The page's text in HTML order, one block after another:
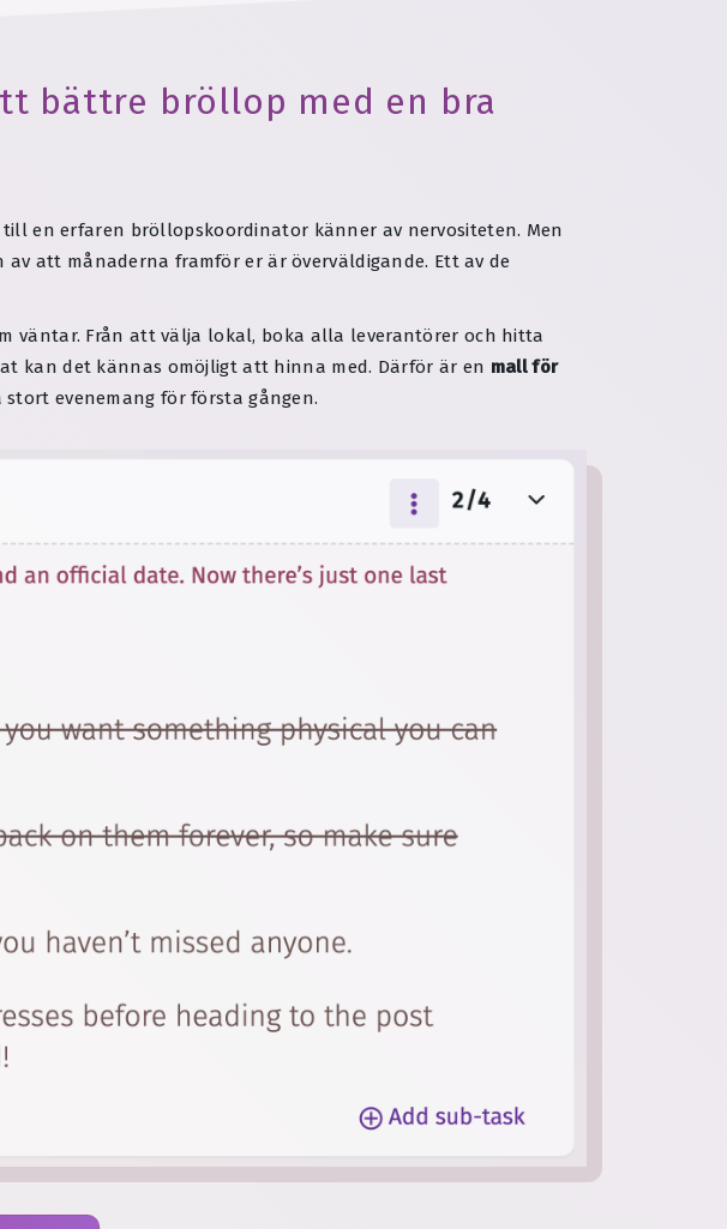
bättre bröllop med en bra
en erfaren bröllopskoordinator känner av nervositeten. Men
att månaderna framför er är överväldigande. Ett av de
väntar. Från att välja lokal, boka alla leverantörer och hitta
kan det kännas omöjligt att hinna med. Därför är en mall för
evenemang för första gången.